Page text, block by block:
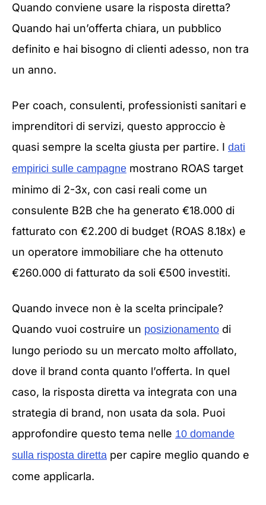
Quando conviene usare la risposta diretta?
Quando hai un’offerta chiara, un pubblico
definito e hai bisogno di clienti adesso, non tra
un anno.
Per coach, consulenti, professionisti sanitari e
imprenditori di servizi, questo approccio è
quasi sempre la scelta giusta per partire. I dati
empirici sulle campagne mostrano ROAS target
minimo di 2-3x, con casi reali come un
consulente B2B che ha generato €18.000 di
fatturato con €2.200 di budget (ROAS 8.18x) e
un operatore immobiliare che ha ottenuto
€260.000 di fatturato da soli €500 investiti.
Quando invece non è la scelta principale?
Quando vuoi costruire un posizionamento di
lungo periodo su un mercato molto affollato,
dove il brand conta quanto l’offerta. In quel
caso, la risposta diretta va integrata con una
strategia di brand, non usata da sola. Puoi
approfondire questo tema nelle 10 domande
sulla risposta diretta per capire meglio quando e
come applicarla.